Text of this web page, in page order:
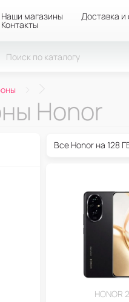
Наши магазины Доставка и
Контакты
Honor
Все Honor на 128
HONOR